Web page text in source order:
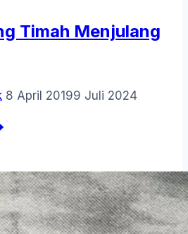
Timah Menjulang
8 April 20199 Juli 2024